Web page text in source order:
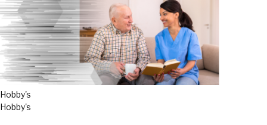
Hobby's
Hobby's